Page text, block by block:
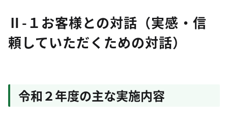
Ⅱ-１お客様との対話（実感・信
頼していただくための対話）
令和２年度の主な実施内容